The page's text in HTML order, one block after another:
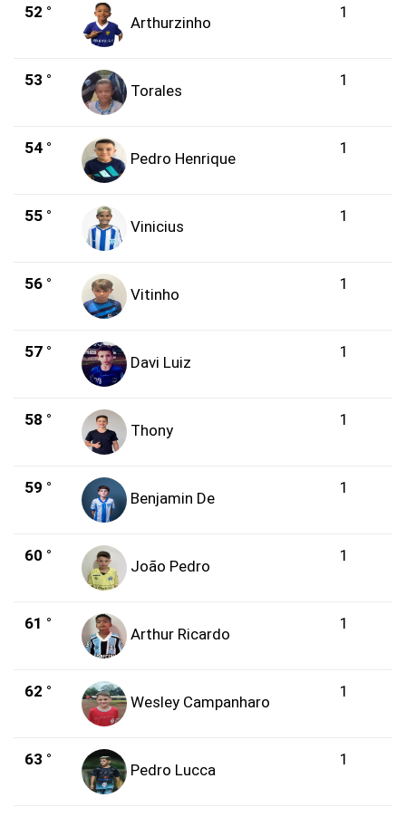
52 °
Arthurzinho
1
53 °
Torales
1
54 °
Pedro Henrique
1
55 °
Vinicius
1
56 °
Vitinho
1
57 °
Davi Luiz
1
58 °
Thony
1
59 °
Benjamin De
1
60 °
João Pedro
1
61 °
Arthur Ricardo
1
62 °
Wesley Campanharo
1
63 °
Pedro Lucca
1